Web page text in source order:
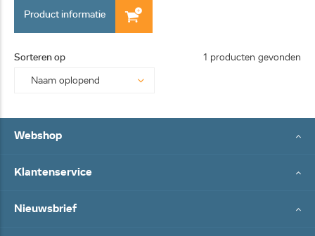
Product informatie
Sorteren op 1 producten gevonden
Webshop
Klantenservice
Nieuwsbrief